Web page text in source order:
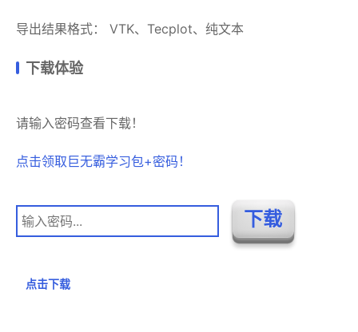
导出结果格式： VTK、Tecplot、纯文本
下载体验
请输入密码查看下载！
点击领取巨无霸学习包+密码！
点击下载